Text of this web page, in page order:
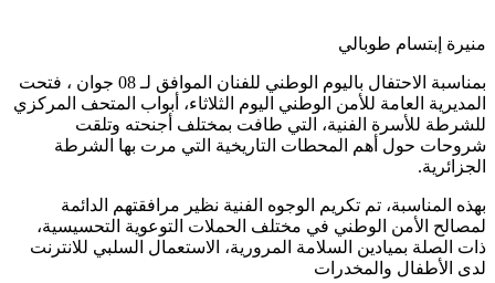
منيرة إبتسام طوبالي
بمناسبة الاحتفال باليوم الوطني للفنان الموافق لـ 08 جوان ، فتحت
المديرية العامة للأمن الوطني اليوم الثلاثاء، أبواب المتحف المركزي
للشرطة للأسرة الفنية، التي طافت بمختلف أجنحته وتلقت
شروحات حول أهم المحطات التاريخية التي مرت بها الشرطة
الجزائرية.
بهذه المناسبة، تم تكريم الوجوه الفنية نظير مرافقتهم الدائمة
لمصالح الأمن الوطني في مختلف الحملات التوعوية التحسيسية،
ذات الصلة بميادين السلامة المرورية، الاستعمال السلبي للانترنت
لدى الأطفال والمخدرات